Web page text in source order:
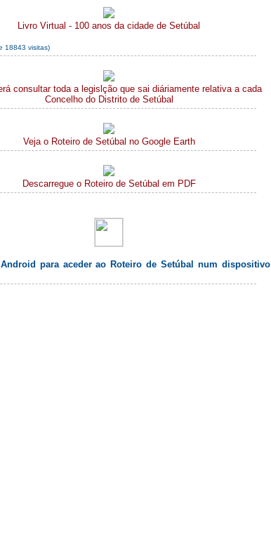
Livro Virtual - 100 anos da cidade de Setúbal
18843 visitas)
consultar toda a legislção que sai diáriamente relativa a cada
Concelho do Distrito de Setúbal
Veja o Roteiro de Setúbal no Google Earth
Descarregue o Roteiro de Setúbal em PDF
para aceder ao Roteiro de Setúbal num dispositivo